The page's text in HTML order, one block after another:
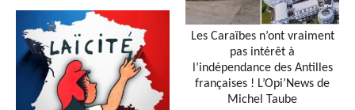
Les Caraïbes n’ont vraiment
pas intérêt à
l’indépendance des Antilles
françaises ! L’Opi’News de
Michel Taube